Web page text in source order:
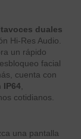
duales
Hi-Res Audio.
un rápido
facial
cuenta con
IP64
cotidianos.
una pantalla